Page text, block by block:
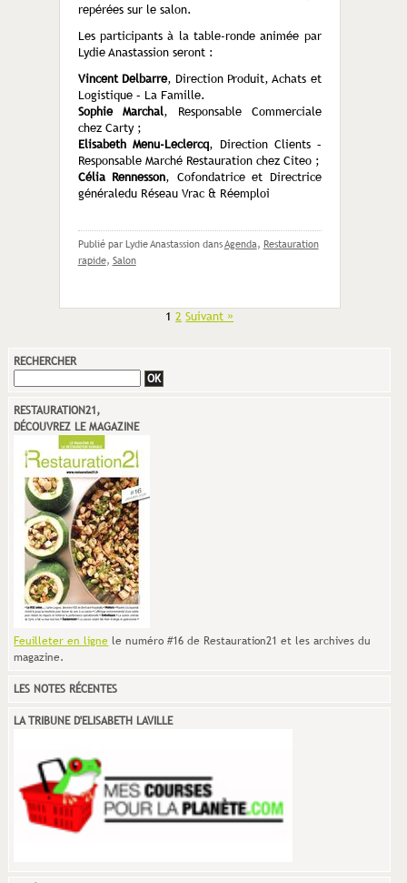
repérées sur le salon.
Les participants à la table-ronde animée par
Lydie Anastassion seront :
Vincent Delbarre, Direction Produit, Achats et
Logistique – La Famille.
Sophie Marchal, Responsable Commerciale
chez Carty ;
Elisabeth Menu-Leclercq, Direction Clients –
Responsable Marché Restauration chez Citeo ;
Célia Rennesson, Cofondatrice et Directrice
généraledu Réseau Vrac & Réemploi
Publié par Lydie Anastassion dansAgenda, Restauration
rapide, Salon
1 2 Suivant »
RECHERCHER
RESTAURATION21,
DÉCOUVREZ LE MAGAZINE
Feuilleter en ligne le numéro #16 de Restauration21 et les archives du
magazine.
LES NOTES RÉCENTES
LA TRIBUNE D'ELISABETH LAVILLE